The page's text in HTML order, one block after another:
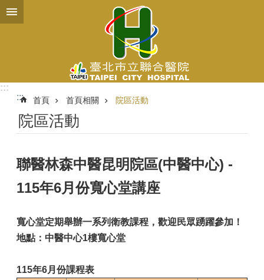
跳到主要內容區塊
:::
:::
首頁 首頁相關 院區活動
院區活動
聯醫林森中醫昆明院區(中醫中心) -
115年6月份寬心堂講座
寬心堂定期舉辦一系列衛教課程，歡迎民眾踴躍參加！
地點：中醫中心1樓寬心堂
115年6月份課程表